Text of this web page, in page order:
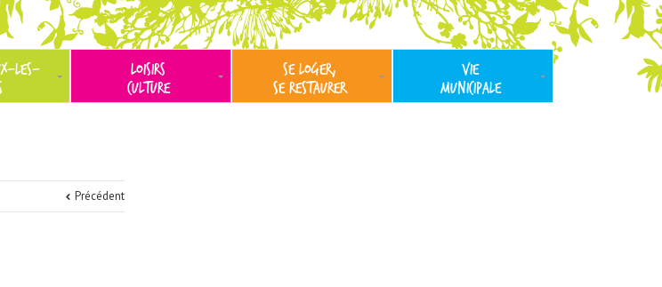
LES-
LOISIRS
CULTURE
SE LOGER,
SE RESTAURER
VIE
MUNICIPALE
Précédent